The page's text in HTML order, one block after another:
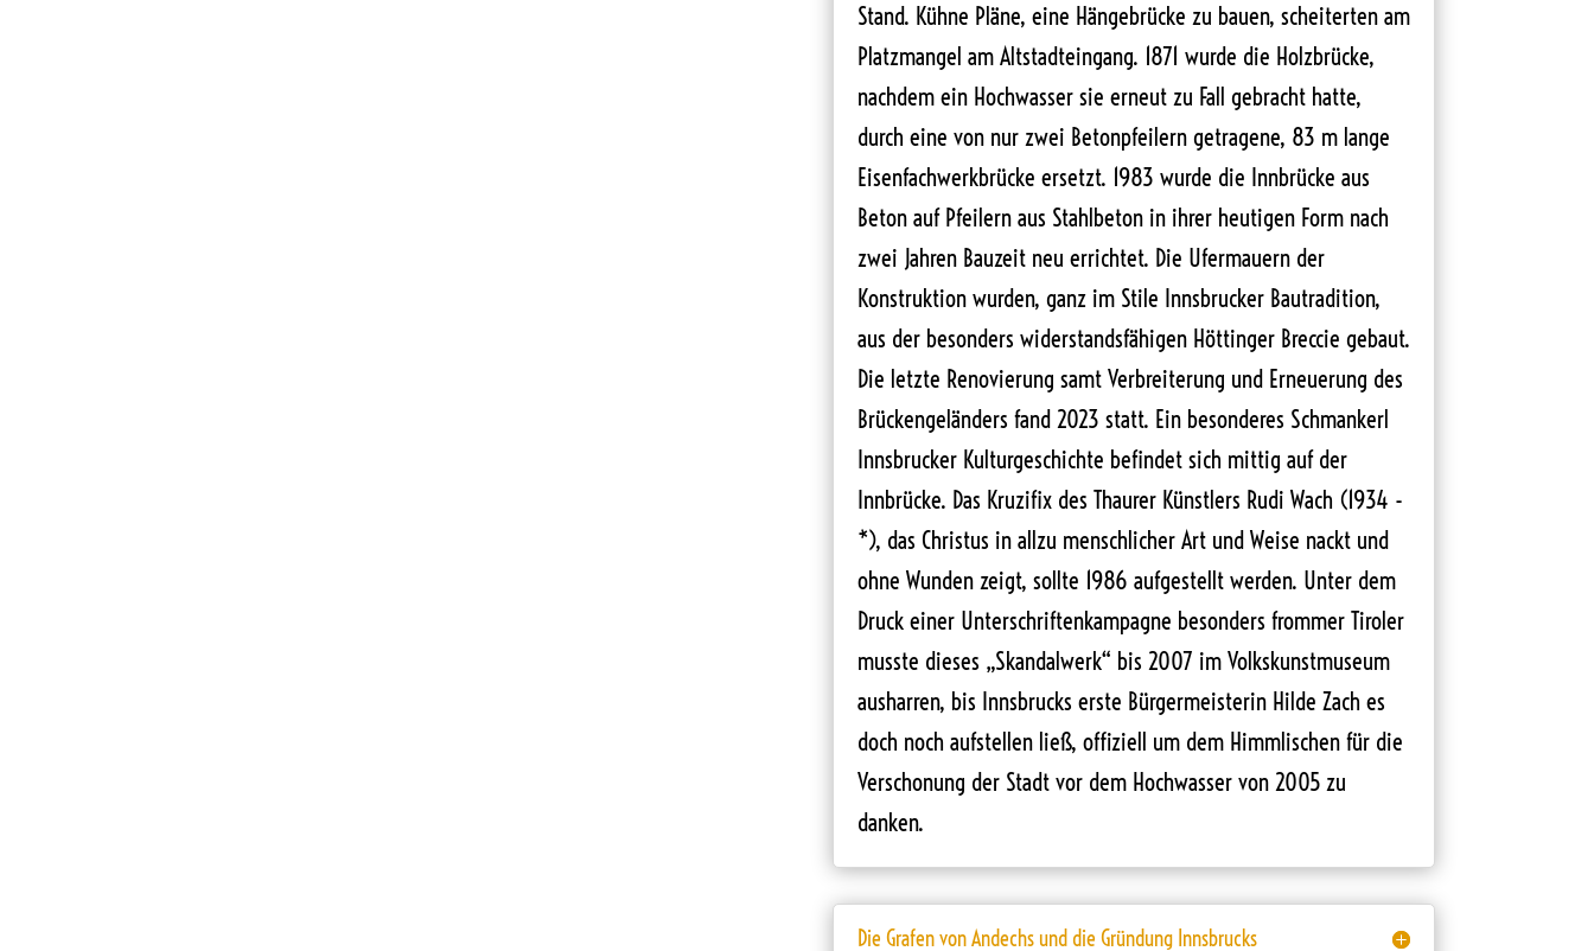
Stand. Kühne Pläne, eine Hängebrücke zu bauen, scheiterten am
Platzmangel am Altstadteingang. 1871 wurde die Holzbrücke,
nachdem ein Hochwasser sie erneut zu Fall gebracht hatte,
durch eine von nur zwei Betonpfeilern getragene, 83 m lange
Eisenfachwerkbrücke ersetzt. 1983 wurde die Innbrücke aus
Beton auf Pfeilern aus Stahlbeton in ihrer heutigen Form nach
zwei Jahren Bauzeit neu errichtet. Die Ufermauern der
Konstruktion wurden, ganz im Stile Innsbrucker Bautradition,
aus der besonders widerstandsfähigen Höttinger Breccie gebaut.
Die letzte Renovierung samt Verbreiterung und Erneuerung des
Brückengeländers fand 2023 statt. Ein besonderes Schmankerl
Innsbrucker Kulturgeschichte befindet sich mittig auf der
Innbrücke. Das Kruzifix des Thaurer Künstlers Rudi Wach (1934 -
*), das Christus in allzu menschlicher Art und Weise nackt und
ohne Wunden zeigt, sollte 1986 aufgestellt werden. Unter dem
Druck einer Unterschriftenkampagne besonders frommer Tiroler
musste dieses „Skandalwerk“ bis 2007 im Volkskunstmuseum
ausharren, bis Innsbrucks erste Bürgermeisterin Hilde Zach es
doch noch aufstellen ließ, offiziell um dem Himmlischen für die
Verschonung der Stadt vor dem Hochwasser von 2005 zu
danken.
Die Grafen von Andechs und die Gründung Innsbrucks